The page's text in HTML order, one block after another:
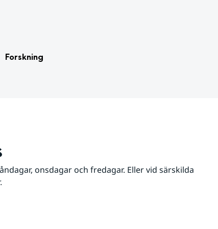
Forskning
onsdagar och fredagar. Eller vid särskilda